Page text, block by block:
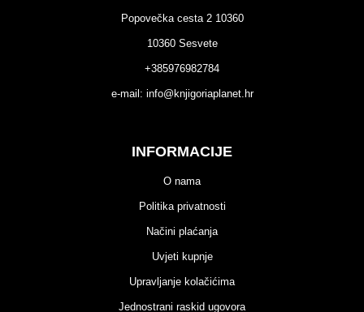
Popovečka cesta 2 10360
10360 Sesvete
+385976982784
e-mail: info@knjigoriaplanet.hr
INFORMACIJE
O nama
Politika privatnosti
Načini plaćanja
Uvjeti kupnje
Upravljanje kolačićima
Jednostrani raskid ugovora